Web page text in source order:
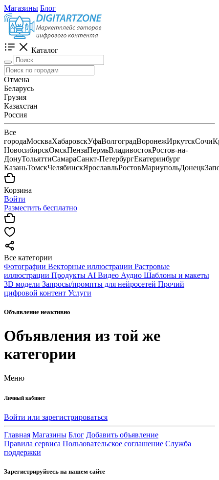
Магазины Блог
Каталог
Отмена
Беларусь
Грузия
Казахстан
Россия
Все
городаМоскваХабаровскУфаВолгоградВоронежИркутскСочи
НовосибирскОмскПензаПермьВладивостокРостов-на-
ДонуТольяттиСамараСанкт-ПетербургЕкатеринбург
КазаньТомскЧелябинскЯрославльРостовМариупольДонецк
Корзина
Войти
Разместить бесплатно
Все категории
Фотографии Векторные иллюстрации Растровые
иллюстрации Продукты AI Видео Аудио Шаблоны и макеты
3D модели Запросы/промпты для нейросетей Прочий
цифровой контент Услуги
Объявление неактивно
Объявления из той же
категории
Меню
Личный кабинет
Войти или зарегистрироваться
Главная Магазины Блог Добавить объявление
Правила сервиса Пользовательское соглашение Служба
поддержки
Зарегистрируйтесь на нашем сайте